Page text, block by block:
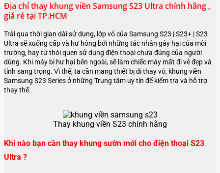
Địa chỉ thay khung viền Samsung S23 Ultra chính hãng ,
giá rẻ tại TP.HCM
Trải qua thời gian dài sử dụng, lớp vỏ của Samsung S23 | S23+ | S23
Ultra sẽ xuống cấp và hư hỏng bởi những tác nhân gây hại của môi
trường, hay từ thói quen sử dụng điện thoại chưa đúng của người
dùng. Khi máy bị hư hại bên ngoài, sẽ làm chiếc máy mất đi vẻ đẹp và
tính sang trọng. Vì thế, ta cần mang thiết bị đi thay vỏ, khung viền
Samsung S23 Series ở những Trung tâm uy tín để kiểm tra và hỗ trợ
thay thế.
Thay khung viền S23 chính hãng
Khi nào bạn cần thay khung sườn mới cho điện thoại S23
Ultra ?